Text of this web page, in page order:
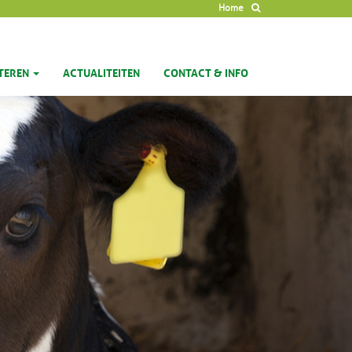
Home
ACTUALITEITEN CONTACT & INFO